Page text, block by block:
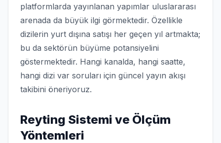
platformlarda yayınlanan yapımlar uluslararası
arenada da büyük ilgi görmektedir. Özellikle
dizilerin yurt dışına satışı her geçen yıl artmakta;
bu da sektörün büyüme potansiyelini
göstermektedir. Hangi kanalda, hangi saatte,
hangi dizi var soruları için güncel yayın akışı
takibini öneriyoruz.
Reyting Sistemi ve Ölçüm
Yöntemleri